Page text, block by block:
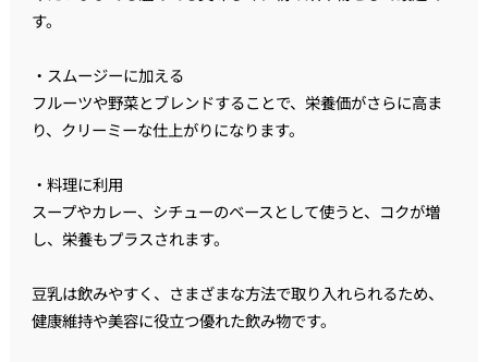
す。
・スムージーに加える
フルーツや野菜とブレンドすることで、栄養価がさらに高ま
り、クリーミーな仕上がりになります。
・料理に利用
スープやカレー、シチューのベースとして使うと、コクが増
し、栄養もプラスされます。
豆乳は飲みやすく、さまざまな方法で取り入れられるため、
健康維持や美容に役立つ優れた飲み物です。